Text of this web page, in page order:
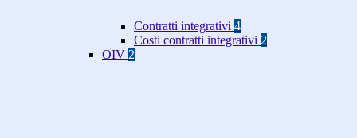
Contratti integrativi 4
Costi contratti integrativi 2
OIV 2